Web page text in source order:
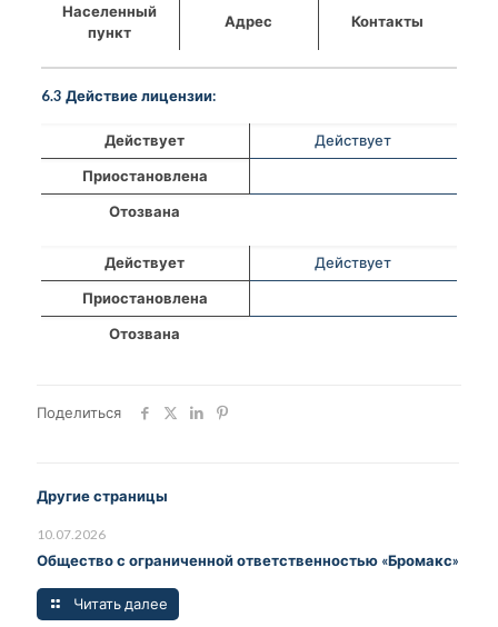
Населенный
пункт
Адрес Контакты
6.3 Действие лицензии:
Действует
Действует
Приостановлена
Отозвана
Действует
Действует
Приостановлена
Отозвана
Поделиться
Другие страницы
10.07.2026
Общество с ограниченной ответственностью «Бромакс»
Читать далее